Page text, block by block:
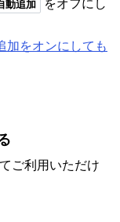
動追加
加をオンにしても
ご利用いただけ